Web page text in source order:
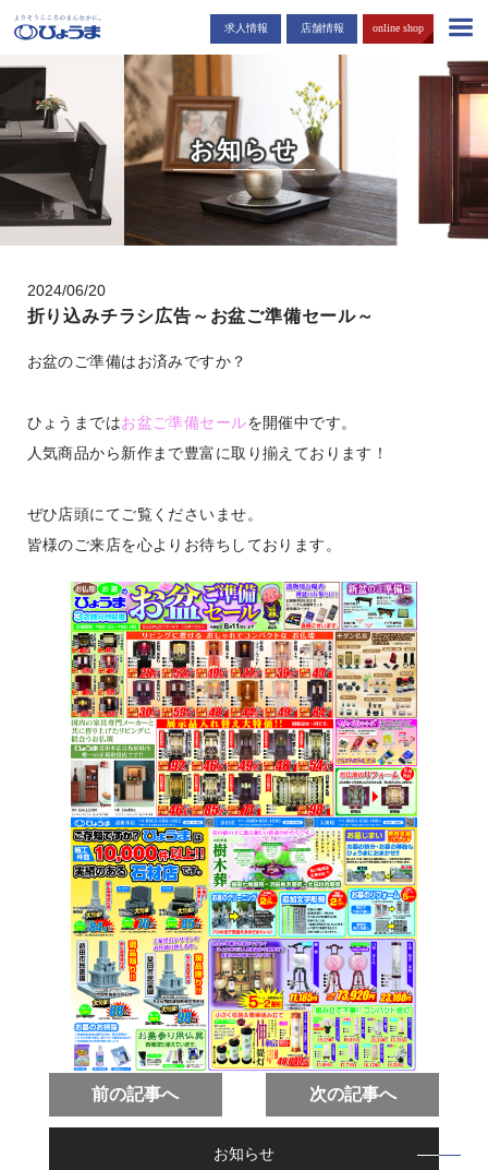
島根・広島市でお仏壇・お墓を販売する「ひょうま」から耳寄りな情報
をお届けします。
求人情報 店舗情報 online shop
お知らせ
2024/06/20
折り込みチラシ広告～お盆ご準備セール～
お盆のご準備はお済みですか？
ひょうまではお盆ご準備セールを開催中です。
人気商品から新作まで豊富に取り揃えております！
ぜひ店頭にてご覧くださいませ。
皆様のご来店を心よりお待ちしております。
前の記事へ 次の記事へ
お知らせ